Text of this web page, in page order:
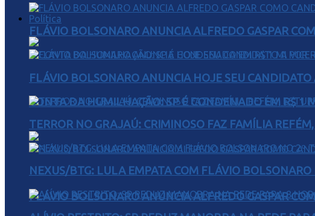
Política
CONTA DA HUMILHAÇÃO: SP É CONDENADO EM R$ 1
FLÁVIO BOLSONARO ANUNCIA ALFREDO GASPAR
FLÁVIO BOLSONARO ANUNCIA ALFREDO GASPAR
FLÁVIO BOLSONARO ANUNCIA HOJE SEU CANDIDATO
TERROR NO GRAJAÚ: CRIMINOSO FAZ FAMÍLIA
NEXUS/BTG: LULA EMPATA COM FLÁVIO